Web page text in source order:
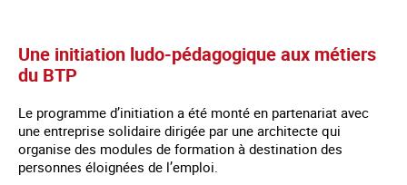
Une initiation ludo-pédagogique aux métiers
du BTP
Le programme d’initiation a été monté en partenariat avec
une entreprise solidaire dirigée par une architecte qui
organise des modules de formation à destination des
personnes éloignées de l’emploi.